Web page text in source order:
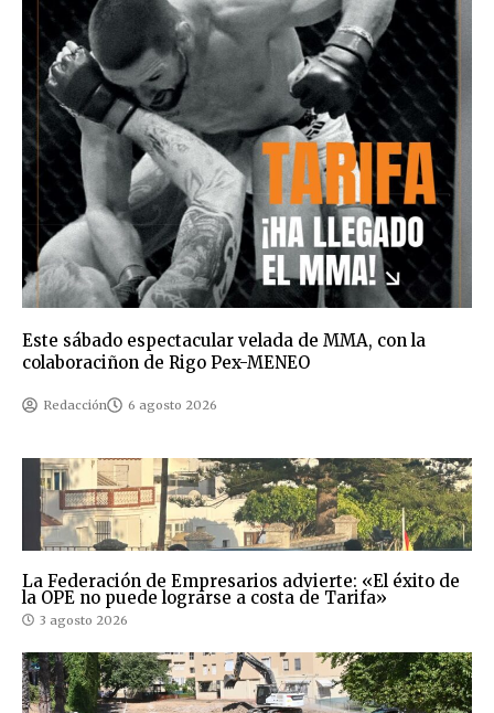
Este sábado espectacular velada de MMA, con la
colaboraciñon de Rigo Pex-MENEO
Redacción 6 agosto 2026
La Federación de Empresarios advierte: «El éxito de
la OPE no puede lograrse a costa de Tarifa»
3 agosto 2026